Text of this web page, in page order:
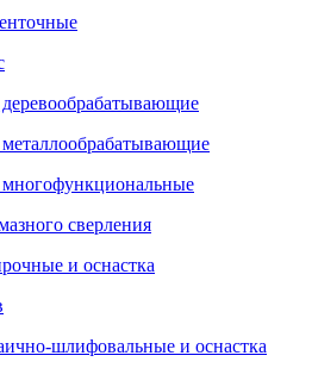
сверления
и оснастка
шлифовальные и оснастка